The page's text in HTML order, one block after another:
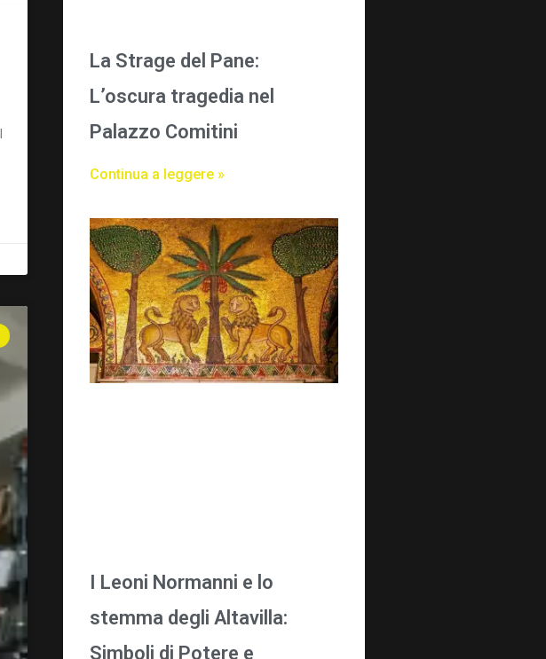
La Strage del Pane:
L’oscura tragedia nel
Palazzo Comitini
Continua a leggere »
I Leoni Normanni e lo
stemma degli Altavilla:
Simboli di Potere e